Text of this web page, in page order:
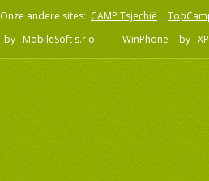
Onze andere sites: CAMP Tsjechië
by MobileSoft s.r.o WinPhone by